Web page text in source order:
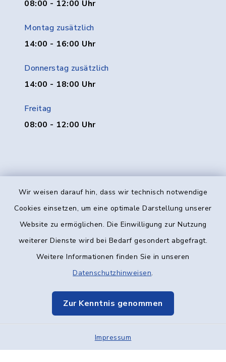
Wir weisen darauf hin, dass wir technisch notwendige
Cookies einsetzen, um eine optimale Darstellung unserer
Website zu ermöglichen. Die Einwilligung zur Nutzung
weiterer Dienste wird bei Bedarf gesondert abgefragt.
Weitere Informationen finden Sie in unseren
Datenschutzhinweisen.
Zur Kenntnis genommen
Impressum
08:00 - 12:00 Uhr
Montag zusätzlich
14:00 - 16:00 Uhr
Donnerstag zusätzlich
14:00 - 18:00 Uhr
Freitag
08:00 - 12:00 Uhr
Kontakt
Datenschutz
Elektronische Kommunikation
Sitemap